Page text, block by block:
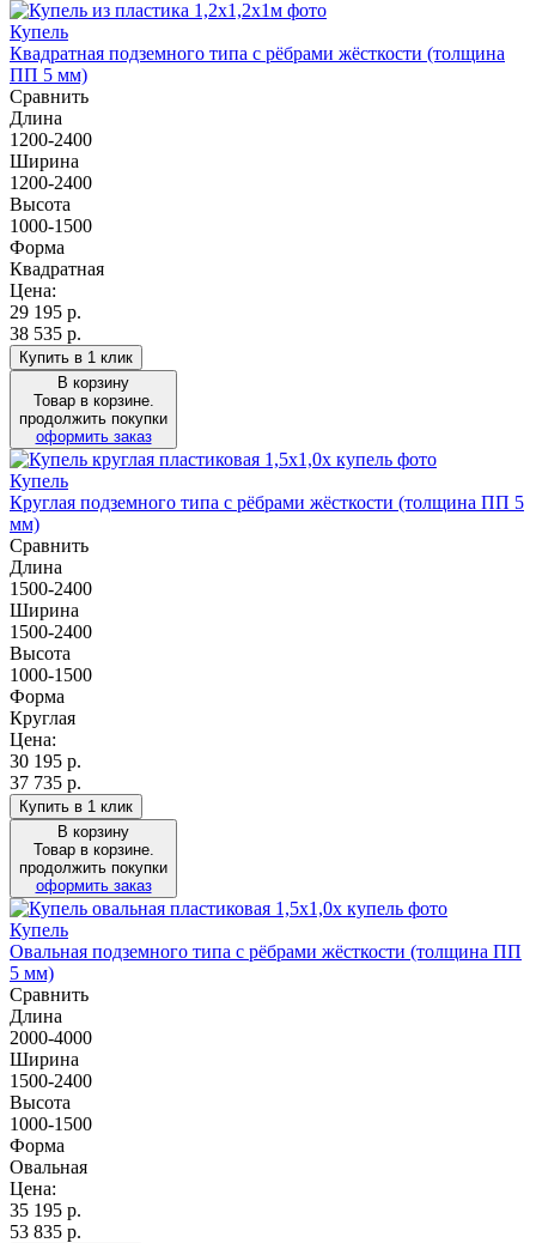
Купель
Квадратная подземного типа с рёбрами жёсткости (толщина
ПП 5 мм)
Сравнить
Длина
1200-2400
Ширина
1200-2400
Высота
1000-1500
Форма
Квадратная
Цена:
29 195 р.
38 535 р.
Купить в 1 клик
В корзину
Товар в корзине.
продолжить покупки
оформить заказ
Купель
Круглая подземного типа с рёбрами жёсткости (толщина ПП 5
мм)
Сравнить
Длина
1500-2400
Ширина
1500-2400
Высота
1000-1500
Форма
Круглая
Цена:
30 195 р.
37 735 р.
Купить в 1 клик
В корзину
Товар в корзине.
продолжить покупки
оформить заказ
Купель
Овальная подземного типа с рёбрами жёсткости (толщина ПП
5 мм)
Сравнить
Длина
2000-4000
Ширина
1500-2400
Высота
1000-1500
Форма
Овальная
Цена:
35 195 р.
53 835 р.